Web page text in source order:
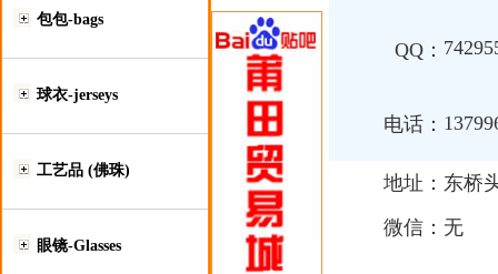
包包-bags
球衣-jerseys
工艺品 (佛珠)
眼镜-Glasses
QQ：
电话：
地址： 东桥
微信： 无